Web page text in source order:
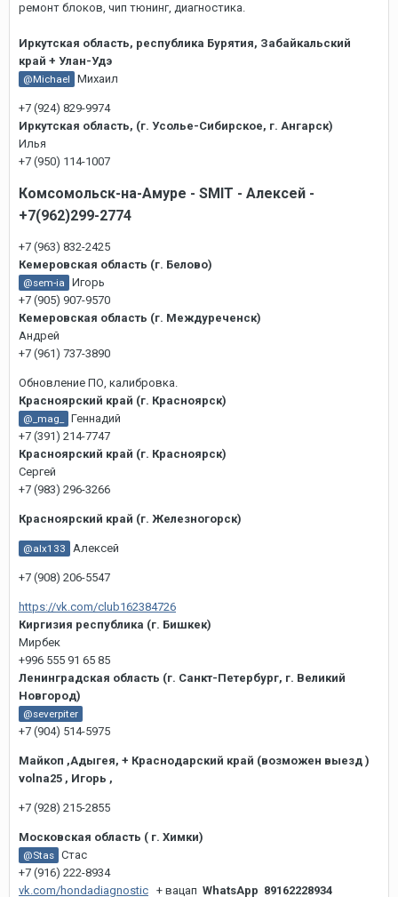
ремонт блоков, чип тюнинг, диагностика.
Иркутская область, республика Бурятия, Забайкальский
край + Улан-Удэ
@Michael Михаил
+7 (924) 829-9974
Иркутская область, (г. Усолье-Сибирское, г. Ангарск)
Илья
+7 (950) 114-1007
Комсомольск-на-Амуре - SMIT - Алексей -
+7(962)299-2774
+7 (963) 832-2425
Кемеровская область (г. Белово)
@sem-ia
Игорь
+7 (905) 907-9570
Кемеровская область (г. Междуреченск)
Андрей
+7 (961) 737-3890
Обновление ПО, калибровка.
Красноярский край (г. Красноярск)
@_mag_
Геннадий
+7 (391) 214-7747
Красноярский край (г. Красноярск)
Сергей
+7 (983) 296-3266
Красноярский край (г. Железногорск)
@alx133 Алексей
+7 (908) 206-5547
https://vk.com/club162384726
Киргизия республика (г. Бишкек)
Мирбек
+996 555 91 65 85
Ленинградская область (г. Санкт-Петербург, г. Великий
Новгород)
@severpiter
+7 (904) 514-5975
Майкоп ,Адыгея, + Краснодарский край (возможен выезд )
volna25 , Игорь ,
+7 (928) 215-2855
Московская область ( г. Химки)
@Stas Стас
+7 (916) 222-8934
vk.com/hondadiagnostic + вацап WhatsApp 89162228934